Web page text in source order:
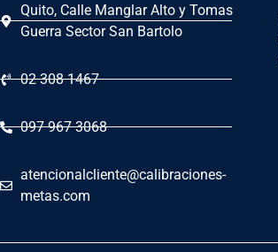
Quito, Calle Manglar Alto y Tomas
Guerra Sector San Bartolo
02 308 1467
097 967 3068
atencionalcliente@calibraciones-
metas.com